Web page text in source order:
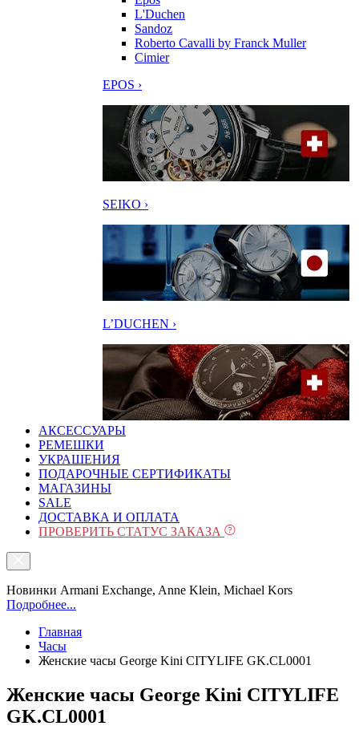
L'Duchen
Sandoz
Roberto Cavalli by Franck Muller
Cimier
EPOS ›
SEIKO ›
L’DUCHEN ›
АКСЕССУАРЫ
РЕМЕШКИ
УКРАШЕНИЯ
ПОДАРОЧНЫЕ СЕРТИФИКАТЫ
МАГАЗИНЫ
SALE
ДОСТАВКА И ОПЛАТА
ПРОВЕРИТЬ СТАТУС ЗАКАЗА
Новинки Armani Exchange, Anne Klein, Michael Kors
Подробнее...
Главная
Часы
Женские часы George Kini CITYLIFE GK.CL0001
Женские часы George Kini CITYLIFE
GK.CL0001